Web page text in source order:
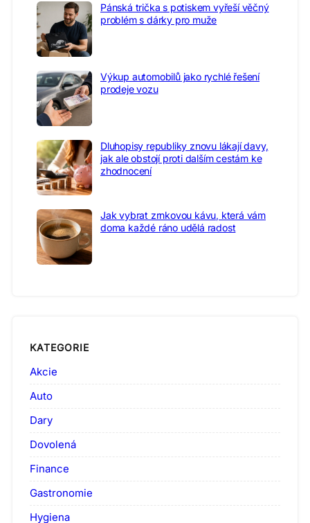
Pánská trička s potiskem vyřeší věčný
problém s dárky pro muže
Výkup automobilů jako rychlé řešení
prodeje vozu
Dluhopisy republiky znovu lákají davy,
jak ale obstojí proti dalším cestám ke
zhodnocení
Jak vybrat zrnkovou kávu, která vám
doma každé ráno udělá radost
KATEGORIE
Akcie
Auto
Dary
Dovolená
Finance
Gastronomie
Hygiena